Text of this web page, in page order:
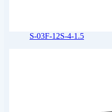
S-03F-12S-4-1.5